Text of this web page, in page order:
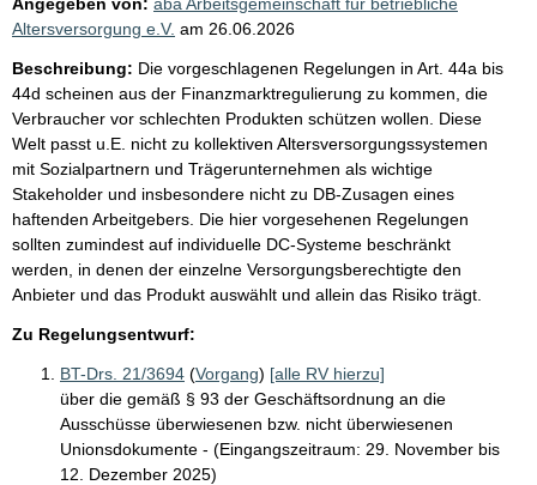
Altersversorgung e.V. am 26.06.2026
Beschreibung: Die vorgeschlagenen Regelungen in Art. 44a bis
44d scheinen aus der Finanzmarktregulierung zu kommen, die
Verbraucher vor schlechten Produkten schützen wollen. Diese
Welt passt u.E. nicht zu kollektiven Altersversorgungssystemen
mit Sozialpartnern und Trägerunternehmen als wichtige
Stakeholder und insbesondere nicht zu DB-Zusagen eines
haftenden Arbeitgebers. Die hier vorgesehenen Regelungen
sollten zumindest auf individuelle DC-Systeme beschränkt
werden, in denen der einzelne Versorgungsberechtigte den
Anbieter und das Produkt auswählt und allein das Risiko trägt.
Zu Regelungsentwurf:
BT-Drs. 21/3694 (Vorgang) [alle RV hierzu]
über die gemäß § 93 der Geschäftsordnung an die
Ausschüsse überwiesenen bzw. nicht überwiesenen
Unionsdokumente - (Eingangszeitraum: 29. November bis
12. Dezember 2025)